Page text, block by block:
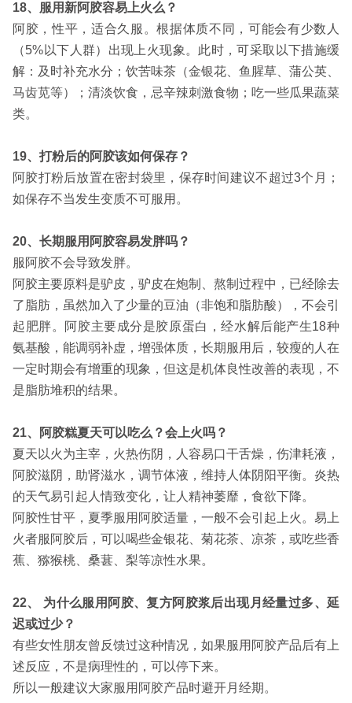
18、服用新阿胶容易上火么？
阿胶，性平，适合久服。根据体质不同，可能会有少数人
（5%以下人群）出现上火现象。此时，可采取以下措施缓
解：及时补充水分；饮苦味茶（金银花、鱼腥草、蒲公英、
马齿苋等）；清淡饮食，忌辛辣刺激食物；吃一些瓜果蔬菜
类。
19、打粉后的阿胶该如何保存？
阿胶打粉后放置在密封袋里，保存时间建议不超过3个月；
如保存不当发生变质不可服用。
20、长期服用阿胶容易发胖吗？
服阿胶不会导致发胖。
阿胶主要原料是驴皮，驴皮在炮制、熬制过程中，已经除去
了脂肪，虽然加入了少量的豆油（非饱和脂肪酸），不会引
起肥胖。阿胶主要成分是胶原蛋白，经水解后能产生18种
氨基酸，能调弱补虚，增强体质，长期服用后，较瘦的人在
一定时期会有增重的现象，但这是机体良性改善的表现，不
是脂肪堆积的结果。
21、阿胶糕夏天可以吃么？会上火吗？
夏天以火为主宰，火热伤阴，人容易口干舌燥，伤津耗液，
阿胶滋阴，助肾滋水，调节体液，维持人体阴阳平衡。炎热
的天气易引起人情致变化，让人精神萎靡，食欲下降。
阿胶性甘平，夏季服用阿胶适量，一般不会引起上火。易上
火者服阿胶后，可以喝些金银花、菊花茶、凉茶，或吃些香
蕉、猕猴桃、桑葚、梨等凉性水果。
22、 为什么服用阿胶、复方阿胶浆后出现月经量过多、延
迟或过少？
有些女性朋友曾反馈过这种情况，如果服用阿胶产品后有上
述反应，不是病理性的，可以停下来。
所以一般建议大家服用阿胶产品时避开月经期。